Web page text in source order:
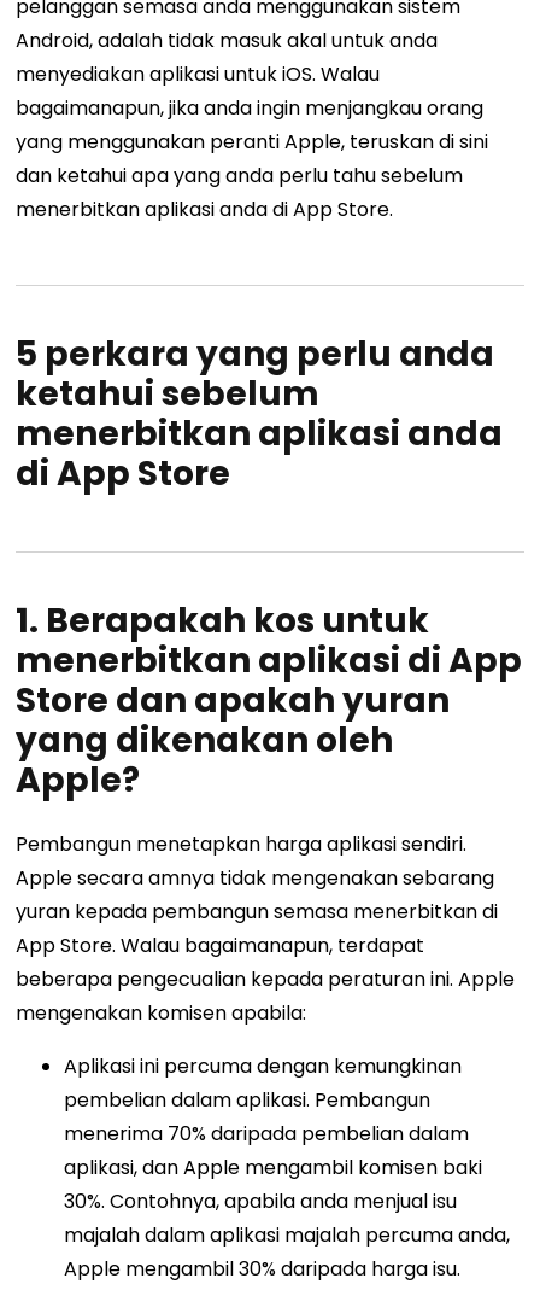
pelanggan semasa anda menggunakan sistem
Android, adalah tidak masuk akal untuk anda
menyediakan aplikasi untuk iOS. Walau
bagaimanapun, jika anda ingin menjangkau orang
yang menggunakan peranti Apple, teruskan di sini
dan ketahui apa yang anda perlu tahu sebelum
menerbitkan aplikasi anda di App Store.
5 perkara yang perlu anda
ketahui sebelum
menerbitkan aplikasi anda
di App Store
1. Berapakah kos untuk
menerbitkan aplikasi di App
Store dan apakah yuran
yang dikenakan oleh
Apple?
Pembangun menetapkan harga aplikasi sendiri.
Apple secara amnya tidak mengenakan sebarang
yuran kepada pembangun semasa menerbitkan di
App Store. Walau bagaimanapun, terdapat
beberapa pengecualian kepada peraturan ini. Apple
mengenakan komisen apabila:
Aplikasi ini percuma dengan kemungkinan
pembelian dalam aplikasi. Pembangun
menerima 70% daripada pembelian dalam
aplikasi, dan Apple mengambil komisen baki
30%. Contohnya, apabila anda menjual isu
majalah dalam aplikasi majalah percuma anda,
Apple mengambil 30% daripada harga isu.